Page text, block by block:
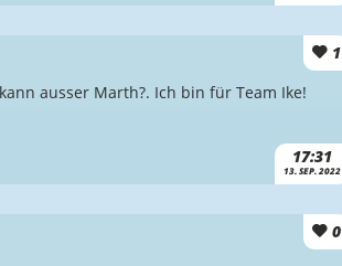
1
17:31
13. SEP. 2022
ausser Marth?. Ich bin für Team Ike!
0